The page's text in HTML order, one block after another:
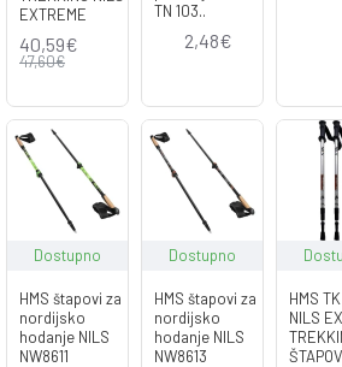
EXTREME
40,59€
47,60€
TN 103..
2,48€
Dostupno
HMS štapovi za
nordijsko
hodanje NILS
NW8611
Dostupno
HMS štapovi za
nordijsko
hodanje NILS
NW8613
HMS
NILS